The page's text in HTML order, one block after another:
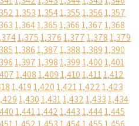
1,3531,3541,3551,3561,357
1,3641,3651,3661,3671,368
1,3751,3761,3771,3781,379
1,3861,3871,3881,3891,390
1,3971,3981,3991,4001,401
1,4081,4091,4101,4111,412
1,4191,4201,4211,4221,423
1,4301,4311,4321,4331,434
1,4411,4421,4431,4441,445